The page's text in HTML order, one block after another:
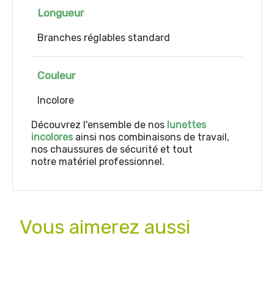
Longueur
Branches réglables standard
Couleur
Incolore
Découvrez l'ensemble de nos lunettes
incolores ainsi nos combinaisons de travail,
nos chaussures de sécurité et tout
notre matériel professionnel.
Vous aimerez aussi